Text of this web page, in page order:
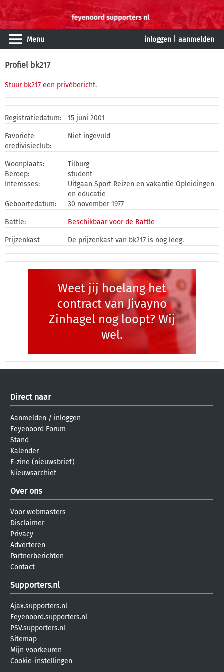
Menu inloggen aanmelden
Profiel bk217
Stuur bk217 een privébericht.
Registratiedatum: 15 juni 2001
Favoriete
eredivisieclub:
Niet ingevuld
Woonplaats:
Tilburg
Beroep:
student
Interesses:
Uitgaan Sport Reizen en vakantie Opleidingen
en educatie
Geboortedatum:
30 november 1977
Battle: Beschikbaar voor de Battle
Prijzenkast De prijzenkast van bk217 is nog leeg.
Weet jij hoelang het
contract van Jivayno
Zinhagel nog loopt? Wij
wel.
Direct naar
Aanmelden / inloggen
Feyenoord Forum
Stand
Kalender
E-zine (nieuwsbrief)
Nieuwsarchief
Over ons
Voor webmasters
Disclaimer
Privacy
Adverteren
Partnerberichten
Contact
Supporters.nl
Ajax.supporters.nl
Feyenoord.supporters.nl
PSV.supporters.nl
Sitemap
Mijn voorkeuren
Cookie-instellingen